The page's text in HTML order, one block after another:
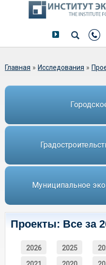
Вы здесь
Главная » Исследования »
Муниципальное
Проекты: Все за
2026 2025